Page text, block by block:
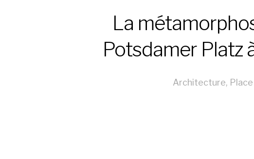
La
Potsdamer Platz
Architecture, Place